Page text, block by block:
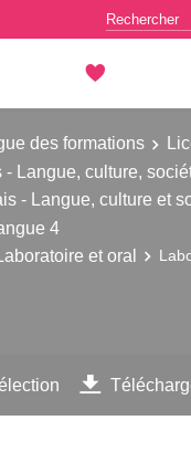
des formations
Langue, culture,
- Langue, culture et
4
et oral